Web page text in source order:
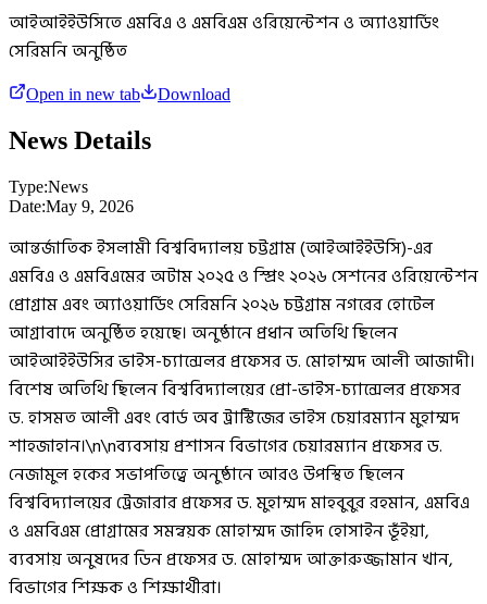
আইআইইউসিতে এমবিএ ও এমবিএম ওরিয়েন্টেশন ও অ্যাওয়ার্ডিং
সেরিমনি অনুষ্ঠিত
Open in new tab Download
News Details
Type:News
Date:May 9, 2026
আন্তর্জাতিক ইসলামী বিশ্ববিদ্যালয় চট্টগ্রাম (আইআইইউসি)-এর
এমবিএ ও এমবিএমের অটাম ২০২৫ ও স্প্রিং ২০২৬ সেশনের ওরিয়েন্টেশন
প্রোগ্রাম এবং অ্যাওয়ার্ডিং সেরিমনি ২০২৬ চট্টগ্রাম নগরের হোটেল
আগ্রাবাদে অনুষ্ঠিত হয়েছে। অনুষ্ঠানে প্রধান অতিথি ছিলেন
আইআইইউসির ভাইস-চ্যান্সেলর প্রফেসর ড. মোহাম্মদ আলী আজাদী।
বিশেষ অতিথি ছিলেন বিশ্ববিদ্যালয়ের প্রো-ভাইস-চ্যান্সেলর প্রফেসর
ড. হাসমত আলী এবং বোর্ড অব ট্রাস্টিজের ভাইস চেয়ারম্যান মুহাম্মদ
শাহজাহান।\n\nব্যবসায় প্রশাসন বিভাগের চেয়ারম্যান প্রফেসর ড.
নেজামুল হকের সভাপতিত্বে অনুষ্ঠানে আরও উপস্থিত ছিলেন
বিশ্ববিদ্যালয়ের ট্রেজারার প্রফেসর ড. মুহাম্মদ মাহবুবুর রহমান, এমবিএ
ও এমবিএম প্রোগ্রামের সমন্বয়ক মোহাম্মদ জাহিদ হোসাইন ভূঁইয়া,
ব্যবসায় অনুষদের ডিন প্রফেসর ড. মোহাম্মদ আক্তারুজ্জামান খান,
বিভাগের শিক্ষক ও শিক্ষার্থীরা।